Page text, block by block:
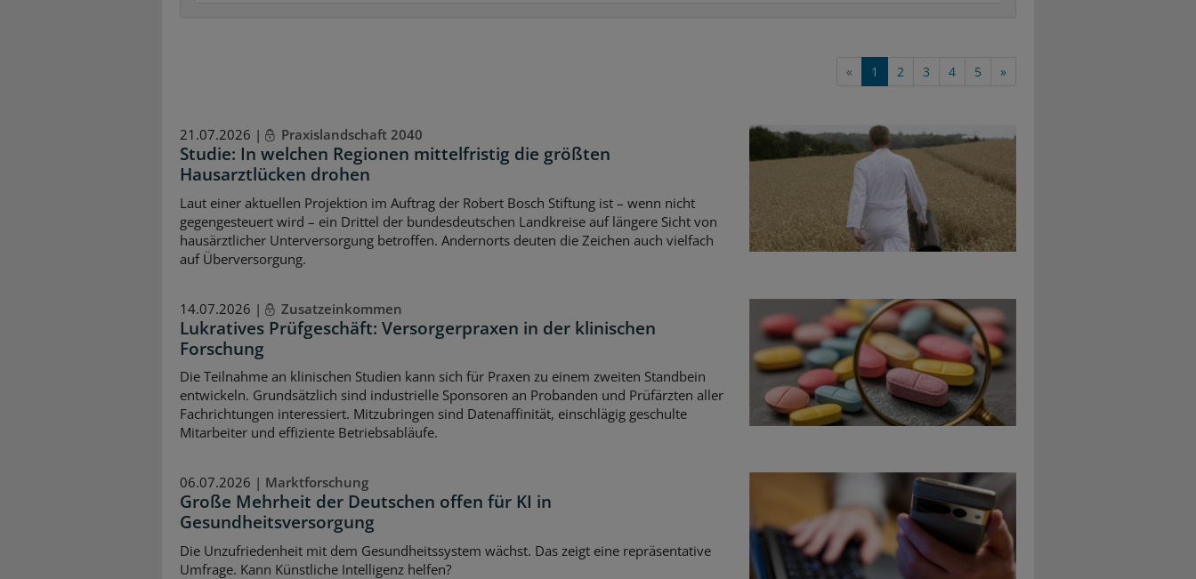
« 1 2 3 4 5 »
21.07.2026 | Praxislandschaft 2040
Studie: In welchen Regionen mittelfristig die größten
Hausarztlücken drohen
Laut einer aktuellen Projektion im Auftrag der Robert Bosch Stiftung ist – wenn nicht
gegengesteuert wird – ein Drittel der bundesdeutschen Landkreise auf längere Sicht von
hausärztlicher Unterversorgung betroffen. Andernorts deuten die Zeichen auch vielfach
auf Überversorgung.
14.07.2026 | Zusatzeinkommen
Lukratives Prüfgeschäft: Versorgerpraxen in der klinischen
Forschung
Die Teilnahme an klinischen Studien kann sich für Praxen zu einem zweiten Standbein
entwickeln. Grundsätzlich sind industrielle Sponsoren an Probanden und Prüfärzten aller
Fachrichtungen interessiert. Mitzubringen sind Datenaffinität, einschlägig geschulte
Mitarbeiter und effiziente Betriebsabläufe.
06.07.2026 | Marktforschung
Große Mehrheit der Deutschen offen für KI in
Gesundheitsversorgung
Die Unzufriedenheit mit dem Gesundheitssystem wächst. Das zeigt eine repräsentative
Umfrage. Kann Künstliche Intelligenz helfen?